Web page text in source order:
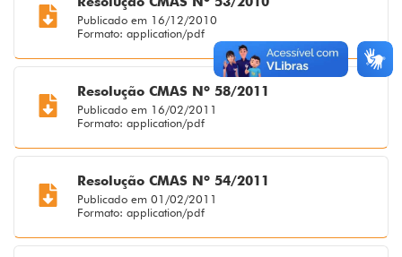
Publicado em 16/12/2010
Formato: application/pdf
Resolução CMAS Nº 58/2011
Publicado em 16/02/2011
Formato: application/pdf
Resolução CMAS Nº 54/2011
Publicado em 01/02/2011
Formato: application/pdf